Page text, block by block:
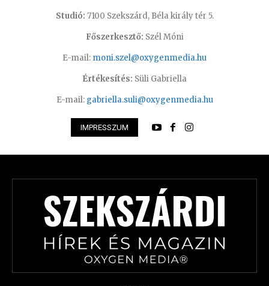
Studió: 7100 Szekszárd, Béla király tér 5.
Főszerkesztő: Szél Móni
E-mail: moni.szel@oxygenmedia.hu
Értékesítés: Süli Gabriella
E-mail: gabriella.suli@oxygenmedia.hu
IMPRESSZUM